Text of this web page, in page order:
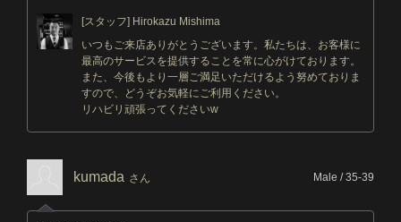
[スタッフ] Hirokazu Mishima
いつもご来店ありがとうございます。私たちは、お客様に
最高のサービスを提供することを常に心がけております。
また、今後もより一層ご満足いただけるよう努めておりま
すので、どうぞお気軽にご利用ください。
リハビリ頑張ってくださいw
kumada さん Male / 35-39